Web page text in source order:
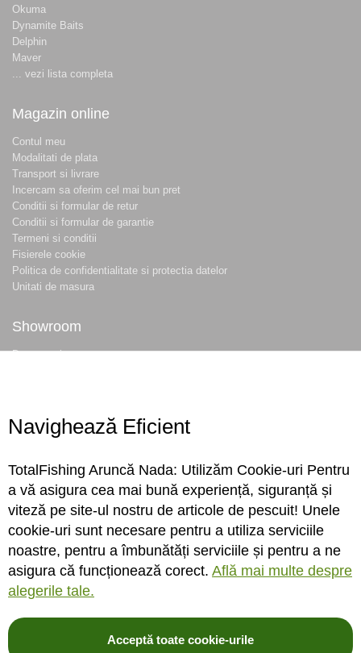
Okuma
Dynamite Baits
Delphin
Maver
... vezi lista completa
Magazin online
Contul meu
Modalitati de plata
Transport si livrare
Incercam sa oferim cel mai bun pret
Conditii si formular de retur
Conditii si formular de garantie
Termeni si conditii
Fisierele cookie
Politica de confidentialitate si protectia datelor
Unitati de masura
Showroom
Despre noi
Conecteaza-te
Sa ne cunoastem mai bine. Vino alaturi de noi pe reteaua ta preferata. Te
asteptam cu stiri, surprize, concursuri, premii ...
Navighează Eficient
TotalFishing Aruncă Nada: Utilizăm Cookie-uri Pentru
a vă asigura cea mai bună experiență, siguranță și
viteză pe site-ul nostru de articole de pescuit! Unele
cookie-uri sunt necesare pentru a utiliza serviciile
noastre, pentru a îmbunătăți serviciile și pentru a ne
asigura că funcționează corect. Află mai multe despre
alegerile tale.
Acceptă toate cookie-urile